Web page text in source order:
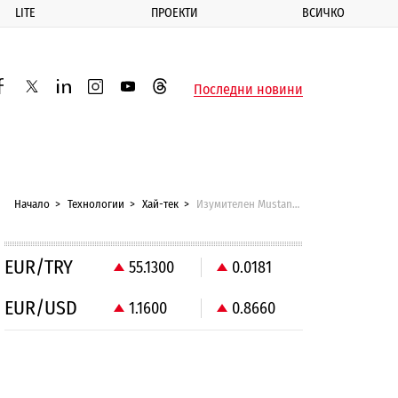
LITE ПРОЕКТИ ВСИЧКО
twitterlinkedininstagram
youtubethreadsПоследни новини
Начало Технологии Хай-тек Изумителен Mustang Red Tails Edition от Ford
EUR/TRY 55.1300 0.0181
EUR/USD 1.1600 0.8660